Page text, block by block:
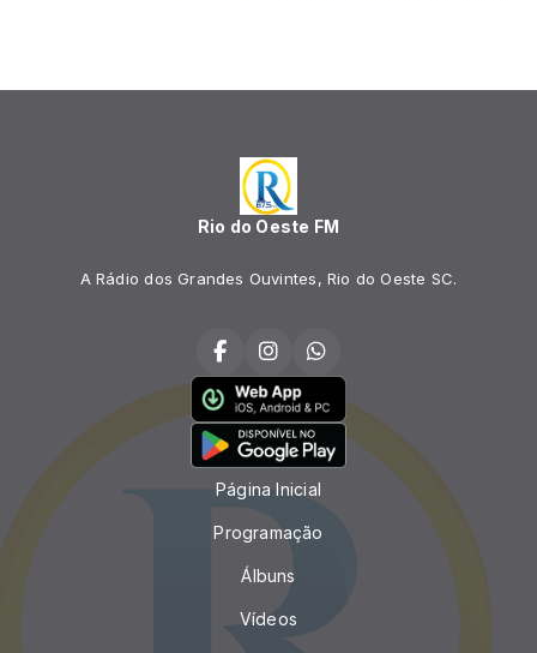
Rio do Oeste FM
A Rádio dos Grandes Ouvintes, Rio do Oeste SC.
Página Inicial
Programação
Álbuns
Vídeos